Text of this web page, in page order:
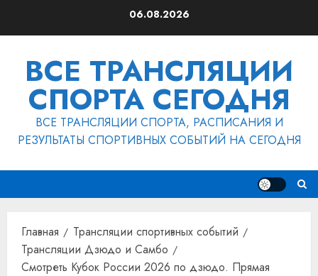
06.08.2026
ВСЕ ТРАНСЛЯЦИИ
СПОРТА СЕГОДНЯ
ВСЕ ТРАНСЛЯЦИИ СПОРТА, РАСПИСАНИЯ И
РЕЗУЛЬТАТЫ СПОРТИВНЫХ СОБЫТИЙ НА СЕГОДНЯ
Главная
Трансляции спортивных событий
Трансляции Дзюдо и Самбо
Смотреть Кубок России 2026 по дзюдо. Прямая